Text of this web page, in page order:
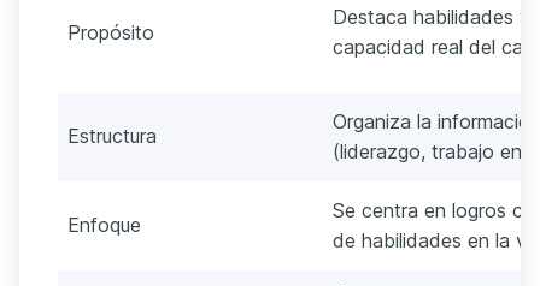
Propósito
Destaca habilidades y
capacidad real del
Estructura
Organiza la
(liderazgo, trabajo en
Enfoque
Se centra en logros
de habilidades en la